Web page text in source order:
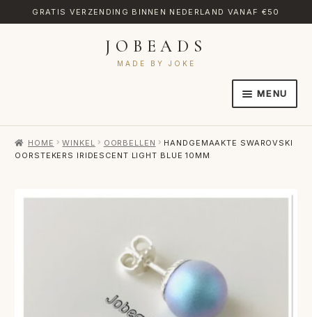
GRATIS VERZENDING BINNEN NEDERLAND VANAF €50
JOBEADS
MADE BY JOKE
MENU
AFREKENEN
HOME WINKEL OORBELLEN
HANDGEMAAKTE SWAROVSKI
OORSTEKERS IRIDESCENT LIGHT BLUE 10MM